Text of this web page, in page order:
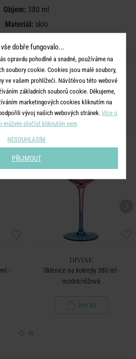
Objem: 380 ml
Materiál: sklo
S PŘÁTELI
ZE SÉRIE
-
BESTSELLER
DIVINE
Sklenice na koktejly 380 ml -
modrá/růžová
249 Kč
dobře fungovalo...
opravdu pohodlné a snadné, používáme na
soubory cookie. Cookies jsou malé soubory,
ve vašem prohlížeči. Návštěvou této webové
základních souborů cookie. Děkujeme,
marketingových cookies kliknutím na
vývoj našich webových stránek. Více o
můžete přečíst kliknutím sem
NESOUHLASÍM
PŘIJMOUT